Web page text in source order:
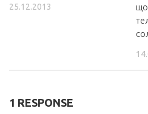
25.12.2013
1 RESPONSE